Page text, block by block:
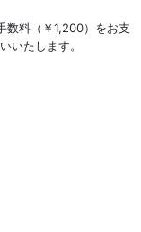
数料（￥1,200）をお支
いたします。